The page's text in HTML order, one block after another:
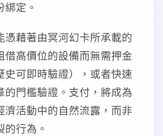
定。
憑藉著由冥河幻卡所承載的
借高價位的設備而無需押金
史可即時驗證），或者快速
的門檻驗證。支付，將成為
濟活動中的自然流露，而非
行為。